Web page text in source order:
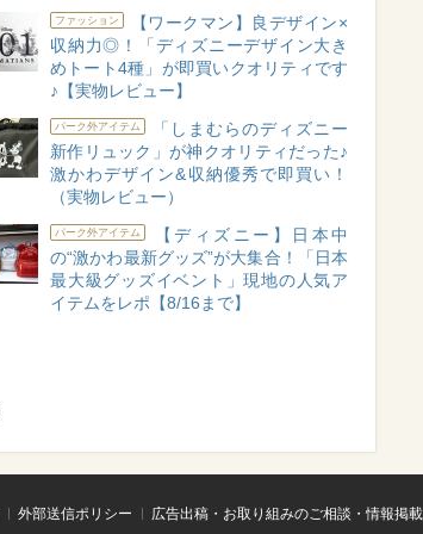
ファッション
【ワークマン】良デザイン×
収納力◎！「ディズニーデザイン大き
めトート4種」が即買いクオリティです
♪【実物レビュー】
パーク外アイテム
「しまむらのディズニー
新作リュック」が神クオリティだった♪
激かわデザイン&収納優秀で即買い！
（実物レビュー）
パーク外アイテム
【ディズニー】日本中
の“激かわ最新グッズ”が大集合！「日本
最大級グッズイベント」現地の人気ア
イテムをレポ【8/16まで】
外部送信ポリシー
広告出稿・お取り組みのご相談・情報掲